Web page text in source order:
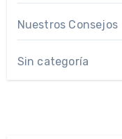
Nuestros Consejos
Sin categoría